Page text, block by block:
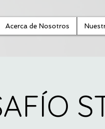
Acerca de Nosotros